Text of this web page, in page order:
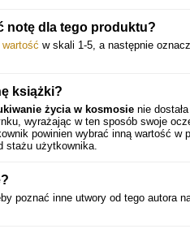
notę dla tego produktu?
wartość w skali 1-5, a następnie
książki?
życia w kosmosie nie
wyrażając w ten sposób swoje
powinien wybrać inną wartość w
stażu użytkownika.
poznać inne utwory od tego autora